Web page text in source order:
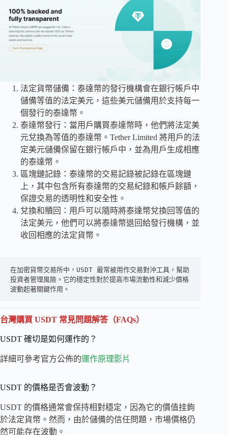
法定貨幣儲備：泰達幣的發行機構會在銀行帳戶中
儲備等值的法定美元，這些美元儲備用於支持每一
個發行的泰達幣。
泰達幣發行：當用戶購買泰達幣時，他們將法定美
元兌換為等值的泰達幣。Tether Limited 將用戶的法
定美元儲備保留在銀行帳戶中，並為用戶生成相應
的泰達幣。
區塊鏈記錄：泰達幣的交易記錄被記錄在區塊鏈
上，其中包含所有泰達幣的交易紀錄和帳戶餘額，
保證交易的透明性和安全性。
兌換和贖回：用戶可以隨時將泰達幣兌換回等值的
法定美元，他們可以將泰達幣退回給發行機構，並
收回相應的法定貨幣。
在加密貨幣交易所中，USDT 最常被用作交易對沖工具，幫助
投資者管理風險。它的穩定性對於提高市場流動性和減少價格
波動起著關鍵作用。
台灣購買 USDT 常見問題解答（FAQs）
USDT 確切是如何運作的？
詳細可參考官方公佈的運作原理影片
USDT 的價格是否會波動？
USDT 的價格通常會保持相對穩定，因為它的價值挂鉤
於法定貨幣。然而，由於儲備的信任問題，市場價格仍
然可能存在波動。